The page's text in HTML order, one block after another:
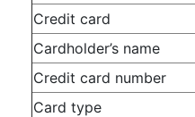
Credit card
Cardholder’s name
Credit card number
Card type